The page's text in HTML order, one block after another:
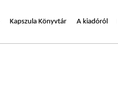
Kapszula Könyvtár A kiadóról